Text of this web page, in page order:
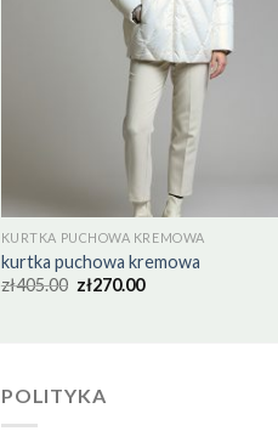
KURTKA PUCHOWA KREMOWA
kurtka puchowa kremowa
zł405.00 zł270.00
POLITYKA